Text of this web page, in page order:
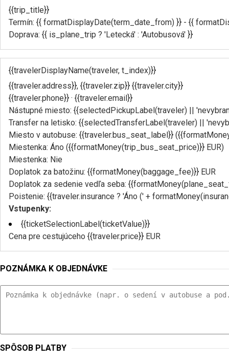
{{trip_title}}
Termín: {{ formatDisplayDate(term_date_from) }} - {{
Doprava: {{ is_plane_trip ? 'Letecká' : 'Autobusová' }}
{{travelerDisplayName(traveler, t_index)}}
{{traveler.address}}, {{traveler.zip}} {{traveler.city}}
{{traveler.phone}} · {{traveler.email}}
Nástupné miesto: {{selectedPickupLabel(traveler) ||
Transfer na letisko: {{selectedTransferLabel(traveler) ||
Miesto v autobuse: {{traveler.bus_seat_label}}
Miestenka: Áno ({{formatMoney(trip_bus_seat_price)}} EUR)
Miestenka: Nie
Doplatok za batožinu: {{formatMoney(baggage_fee)}} EUR
Doplatok za sedenie vedľa seba:
Poistenie: {{traveler.insurance ? 'Áno (' +
Vstupenky:
{{ticketSelectionLabel(ticketValue)}}
Cena pre cestujúceho {{traveler.price}} EUR
POZNÁMKA K OBJEDNÁVKE
SPÔSOB PLATBY